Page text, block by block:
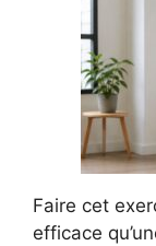
Faire cet
efficace